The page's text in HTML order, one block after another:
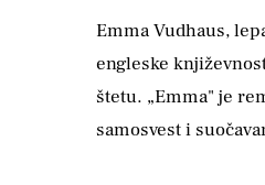
Emma Vudhaus,
engleske
štetu. „Emma" je
samosvest i